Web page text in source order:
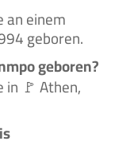
einem
geboren.
geboren?
🚩 Athen,